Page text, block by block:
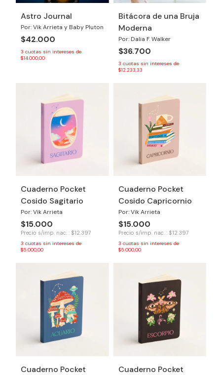
Astro Journal
Por: Vik Arrieta y Baby Pluton
$42.000
3 cuotas sin intereses de
$14.000,00
Bitácora de una Bruja
Moderna
Por: Dalia F. Walker
$36.700
3 cuotas sin intereses de
$12.233,33
Cuaderno Pocket
Cosido Sagitario
Por: Vik Arrieta
$15.000
Precio s/imp. nac. : $12.397
3 cuotas sin intereses de
$5.000,00
Cuaderno Pocket
Cosido Capricornio
Por: Vik Arrieta
$15.000
Precio s/imp. nac. : $12.397
3 cuotas sin intereses de
$5.000,00
Cuaderno Pocket
Cuaderno Pocket